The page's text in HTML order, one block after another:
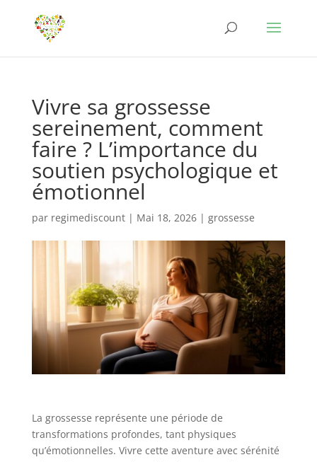
Vivre sa grossesse
sereinement, comment
faire ? L’importance du
soutien psychologique et
émotionnel
par regimediscount| Mai 18, 2026| grossesse
La grossesse représente une période de
transformations profondes, tant physiques
qu’émotionnelles. Vivre cette aventure avec sérénité